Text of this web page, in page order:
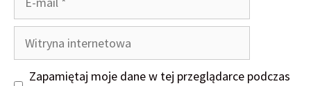
Witryna
internetowa
Zapamiętaj moje dane w tej przeglądarce podczas